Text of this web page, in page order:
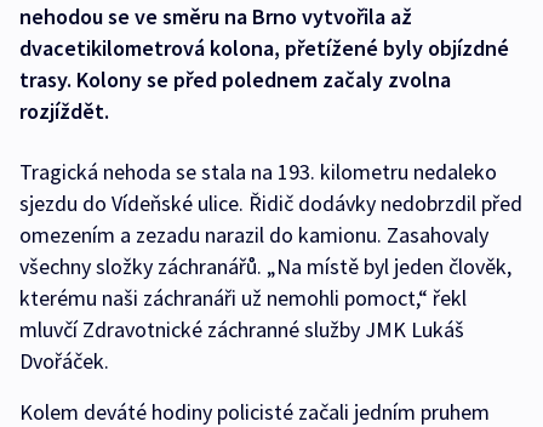
nehodou se ve směru na Brno vytvořila až
dvacetikilometrová kolona, přetížené byly objízdné
trasy. Kolony se před polednem začaly zvolna
rozjíždět.
Tragická nehoda se stala na 193. kilometru nedaleko
sjezdu do Vídeňské ulice. Řidič dodávky nedobrzdil před
omezením a zezadu narazil do kamionu. Zasahovaly
všechny složky záchranářů. „Na místě byl jeden člověk,
kterému naši záchranáři už nemohli pomoct,“ řekl
mluvčí Zdravotnické záchranné služby JMK Lukáš
Dvořáček.
Kolem deváté hodiny policisté začali jedním pruhem